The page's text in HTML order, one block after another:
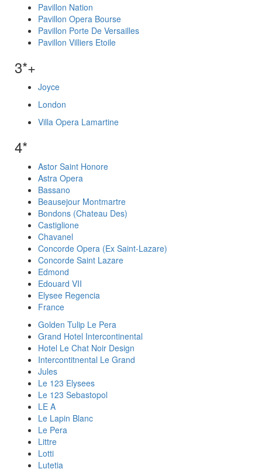
Pavillon Nation
Pavillon Opera Bourse
Pavillon Porte De Versailles
Pavillon Villiers Etoile
3*+
Joyce
London
Villa Opera Lamartine
4*
Astor Saint Honore
Astra Opera
Bassano
Beausejour Montmartre
Bondons (Chateau Des)
Castiglione
Chavanel
Concorde Opera (Ex Saint-Lazare)
Concorde Saint Lazare
Edmond
Edouard VII
Elysee Regencia
France
Golden Tulip Le Pera
Grand Hotel Intercontinental
Hotel Le Chat Noir Design
Intercontitnental Le Grand
Jules
Le 123 Elysees
Le 123 Sebastopol
LE A
Le Lapin Blanc
Le Pera
Littre
Lotti
Lutetia